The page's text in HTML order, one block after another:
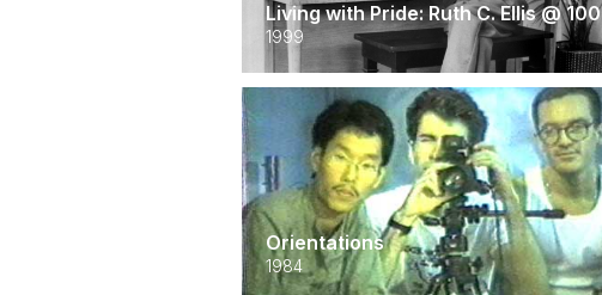
Living with Pride: Ruth C. Ellis @ 100
1999
Orientations
1984